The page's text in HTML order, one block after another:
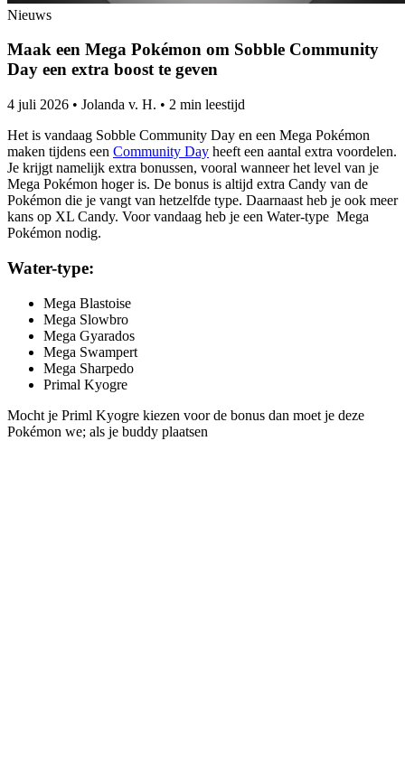
Nieuws
Maak een Mega Pokémon om Sobble Community
Day een extra boost te geven
4 juli 2026 • Jolanda v. H. • 2 min leestijd
Het is vandaag Sobble Community Day en een Mega Pokémon
maken tijdens een Community Day heeft een aantal extra voordelen.
Je krijgt namelijk extra bonussen, vooral wanneer het level van je
Mega Pokémon hoger is. De bonus is altijd extra Candy van de
Pokémon die je vangt van hetzelfde type. Daarnaast heb je ook meer
kans op XL Candy. Voor vandaag heb je een Water-type Mega
Pokémon nodig.
Water-type:
Mega Blastoise
Mega Slowbro
Mega Gyarados
Mega Swampert
Mega Sharpedo
Primal Kyogre
Mocht je Priml Kyogre kiezen voor de bonus dan moet je deze
Pokémon we; als je buddy plaatsen